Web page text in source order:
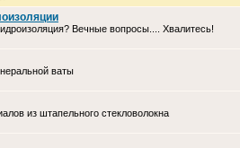
Вечные вопросы.... Хвалитесь!
ваты
из штапельного стекловолокна